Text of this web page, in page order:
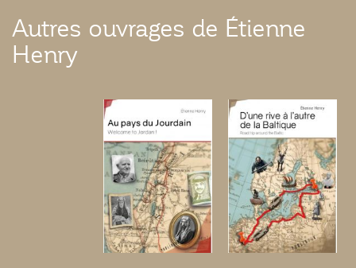
Autres ouvrages de Étienne
Henry